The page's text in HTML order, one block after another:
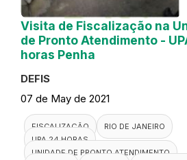
Visita de Fiscalização na
de Pronto Atendimento -
horas Penha
DEFIS
07 de May de 2021
FISCALIZAÇÃO
RIO DE JANEIRO
UPA 24 HORAS
UNIDADE DE PRONTO ATENDIMENTO